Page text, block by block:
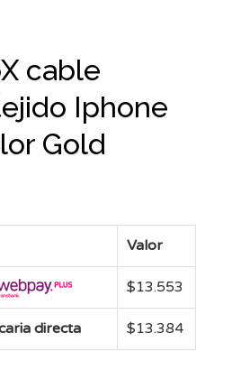
cable
Iphone
Gold
Valor
$13.553
directa $13.384